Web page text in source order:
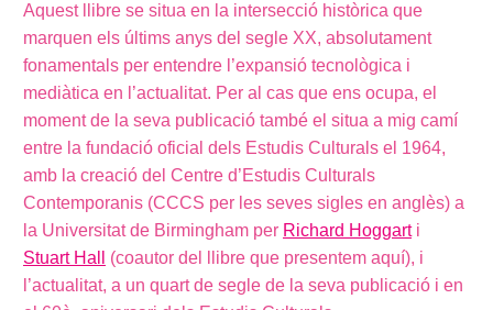
Aquest llibre se situa en la intersecció històrica que
marquen els últims anys del segle XX, absolutament
fonamentals per entendre l’expansió tecnològica i
mediàtica en l’actualitat. Per al cas que ens ocupa, el
moment de la seva publicació també el situa a mig camí
entre la fundació oficial dels Estudis Culturals el 1964,
amb la creació del Centre d’Estudis Culturals
Contemporanis (CCCS per les seves sigles en anglès) a
la Universitat de Birmingham per Richard Hoggarti
Stuart Hall
(coautor del llibre que presentem aquí), i
l’actualitat, a un quart de segle de la seva publicació i en